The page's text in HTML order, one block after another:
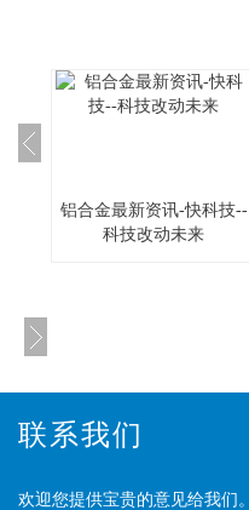
铝合金最新资讯-快科技--
科技改动未来
联系我们
欢迎您提供宝贵的意见给我们。